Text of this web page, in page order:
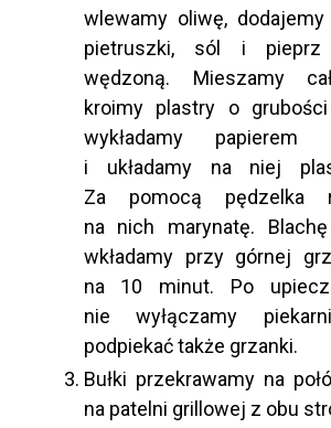
wlewamy oliwę,
pietruszki, sól i pieprz
wędzoną. Mieszamy
kroimy plastry o
wykładamy papierem
i układamy na niej
Za pomocą pędzelka
na nich marynatę.
wkładamy przy górnej
na 10 minut. Po
nie wyłączamy
podpiekać także grzanki.
Bułki przekrawamy na
na patelni grillowej z obu